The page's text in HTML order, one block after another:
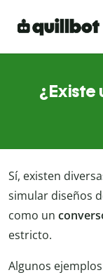
¿Existe
Sí, existen
simular diseños
como un
estricto.
Algunos